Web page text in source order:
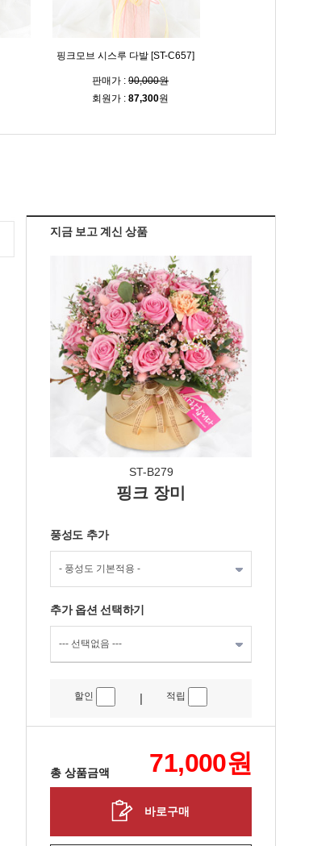
핑크모브 시스루 다발 [ST-C657]
판매가 : 90,000원
회원가 : 87,300원
지금 보고 계신 상품
ST-B279
핑크 장미
풍성도 추가
추가 옵션 선택하기
할인 | 적립
총 상품금액 71,000원
바로구매